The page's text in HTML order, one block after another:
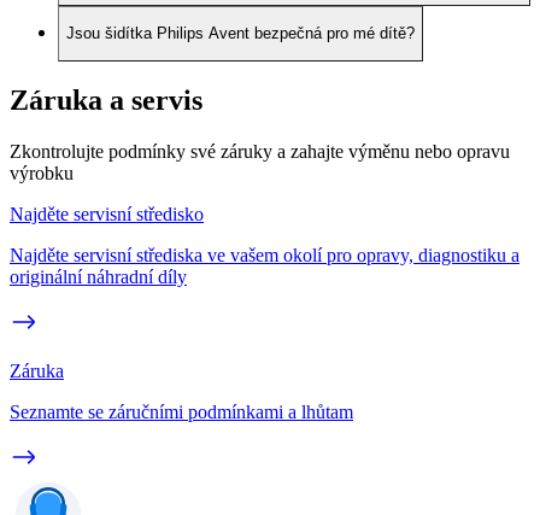
Jsou šidítka Philips Avent bezpečná pro mé dítě?
Záruka a servis
Zkontrolujte podmínky své záruky a zahajte výměnu nebo opravu
výrobku
Najděte servisní středisko
Najděte servisní střediska ve vašem okolí pro opravy, diagnostiku a
originální náhradní díly
Záruka
Seznamte se záručními podmínkami a lhůtam